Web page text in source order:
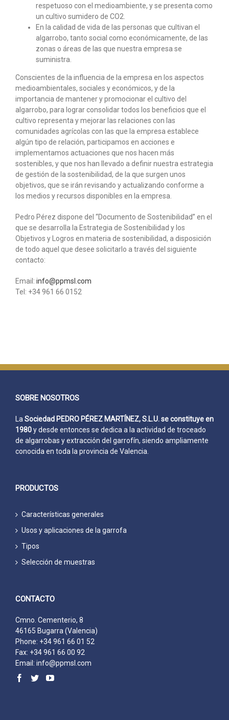
respetuoso con el medioambiente, y se presenta como
un cultivo sumidero de CO2.
En la calidad de vida de las personas que cultivan el
algarrobo, tanto social como económicamente, de las
zonas o áreas de las que nuestra empresa se
suministra.
Conscientes de la influencia de la empresa en los aspectos
medioambientales, sociales y económicos, y de la
importancia de mantener y promocionar el cultivo del
algarrobo, para lograr consolidar todos los beneficios que el
cultivo representa y mejorar las relaciones con las
comunidades agrícolas con las que la empresa establece
algún tipo de relación, participamos en acciones e
implementamos actuaciones que nos hacen más
sostenibles, y que nos han llevado a definir nuestra estrategia
de gestión de la sostenibilidad, de la que surgen unos
objetivos, que se irán revisando y actualizando conforme a
los medios y recursos disponibles en la empresa.
Pedro Pérez dispone del “Documento de Sostenibilidad” en el
que se desarrolla la Estrategia de Sostenibilidad y los
Objetivos y Logros en materia de sostenibilidad, a disposición
de todo aquel que desee solicitarlo a través del siguiente
contacto:
Email: info@ppmsl.com
Tel: +34 961 66 0152
SOBRE NOSOTROS
La Sociedad PEDRO PÉREZ MARTÍNEZ, S.L.U. se constituye en
1980y desde entonces se dedica a la actividad de troceado
de algarrobas y extracción del garrofín, siendo ampliamente
conocida en toda la provincia de Valencia.
PRODUCTOS
Características generales
Usos y aplicaciones de la garrofa
Tipos
Selección de muestras
CONTACTO
Cmno. Cementerio, 8
46165 Bugarra (Valencia)
Phone: +34 961 66 01 52
Fax: +34 961 66 00 92
Email: info@ppmsl.com